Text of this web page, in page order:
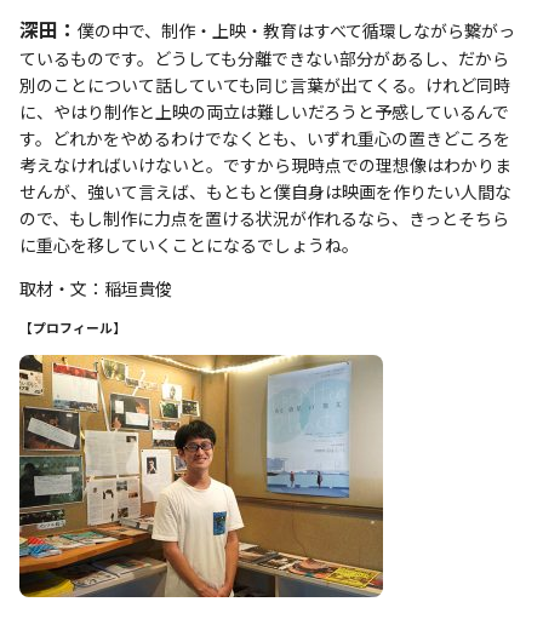
深田： 僕の中で、制作・上映・教育はすべて循環しながら繋がっ
ているものです。どうしても分離できない部分があるし、だから
別のことについて話していても同じ言葉が出てくる。けれど同時
に、やはり制作と上映の両立は難しいだろうと予感しているんで
す。どれかをやめるわけでなくとも、いずれ重心の置きどころを
考えなければいけないと。ですから現時点での理想像はわかりま
せんが、強いて言えば、もともと僕自身は映画を作りたい人間な
ので、もし制作に力点を置ける状況が作れるなら、きっとそちら
に重心を移していくことになるでしょうね。
取材・文：稲垣貴俊
【プロフィール】